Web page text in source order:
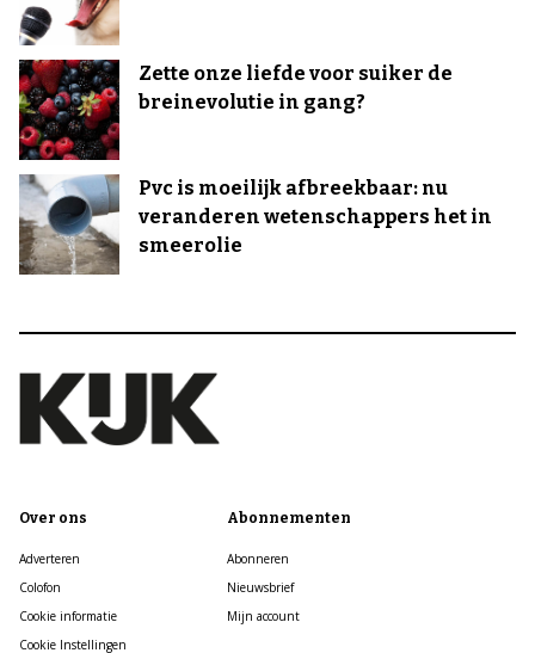
Zette onze liefde voor suiker de
breinevolutie in gang?
Pvc is moeilijk afbreekbaar: nu
veranderen wetenschappers het in
smeerolie
Over ons
Adverteren
Colofon
Cookie informatie
Cookie Instellingen
Abonnementen
Abonneren
Nieuwsbrief
Mijn account